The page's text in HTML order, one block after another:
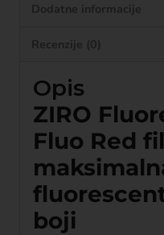
Dodatne informacije
Recenzije (0)
Opis
ZIRO
Fluo Red
boji